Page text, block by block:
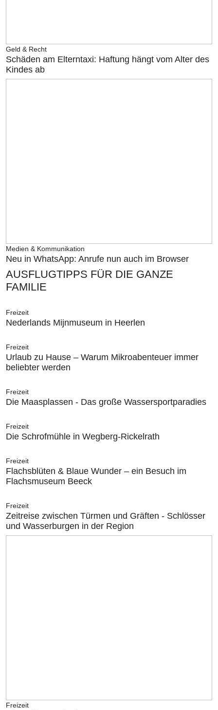
Geld & Recht
Schäden am Elterntaxi: Haftung hängt vom Alter des
Kindes ab
Medien & Kommunikation
Neu in WhatsApp: Anrufe nun auch im Browser
AUSFLUGTIPPS FÜR DIE GANZE
FAMILIE
Freizeit
Nederlands Mijnmuseum in Heerlen
Freizeit
Urlaub zu Hause – Warum Mikroabenteuer immer
beliebter werden
Freizeit
Die Maasplassen - Das große Wassersportparadies
Freizeit
Die Schrofmühle in Wegberg-Rickelrath
Freizeit
Flachsblüten & Blaue Wunder – ein Besuch im
Flachsmuseum Beeck
Freizeit
Zeitreise zwischen Türmen und Gräften - Schlösser
und Wasserburgen in der Region
Freizeit